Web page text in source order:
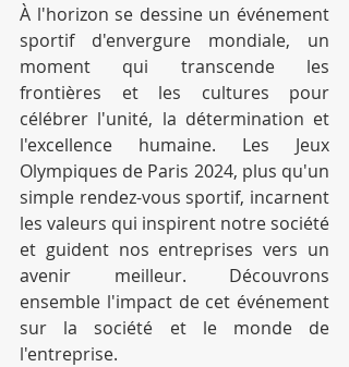
À l'horizon se dessine un événement
sportif d'envergure mondiale, un
moment qui transcende les
frontières et les cultures pour
célébrer l'unité, la détermination et
l'excellence humaine. Les Jeux
Olympiques de Paris 2024, plus qu'un
simple rendez-vous sportif, incarnent
les valeurs qui inspirent notre société
et guident nos entreprises vers un
avenir meilleur. Découvrons
ensemble l'impact de cet événement
sur la société et le monde de
l'entreprise.